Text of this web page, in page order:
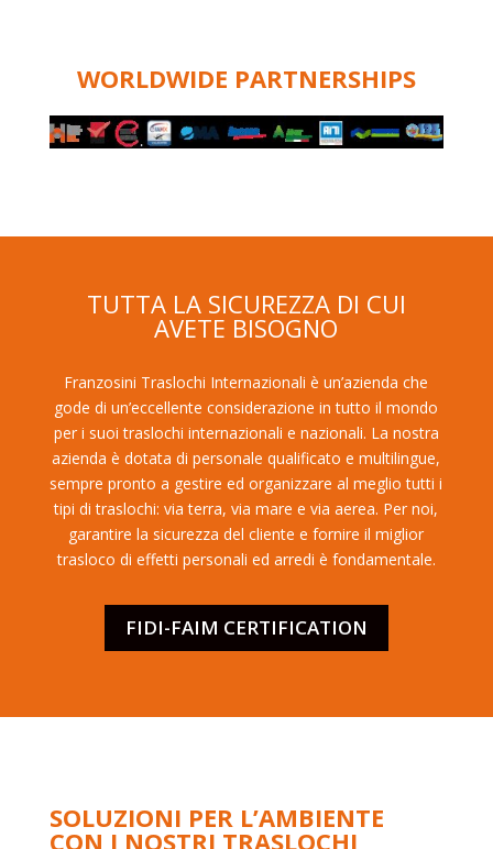
WORLDWIDE PARTNERSHIPS
TUTTA LA SICUREZZA DI CUI
AVETE BISOGNO
Franzosini Traslochi Internazionali è un’azienda che
gode di un’eccellente considerazione in tutto il mondo
per i suoi traslochi internazionali e nazionali. La nostra
azienda è dotata di personale qualificato e multilingue,
sempre pronto a gestire ed organizzare al meglio tutti i
tipi di traslochi: via terra, via mare e via aerea. Per noi,
garantire la sicurezza del cliente e fornire il miglior
trasloco di effetti personali ed arredi è fondamentale.
FIDI-FAIM CERTIFICATION
SOLUZIONI PER L’AMBIENTE
CON I NOSTRI TRASLOCHI